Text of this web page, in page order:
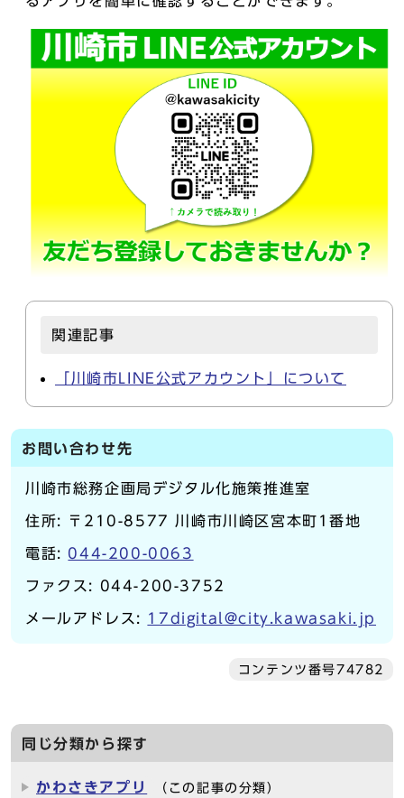
関連記事
「川崎市LINE公式アカウント」について
お問い合わせ先
川崎市総務企画局デジタル化施策推進室
住所: 〒210-8577 川崎市川崎区宮本町1番地
電話: 044-200-0063
ファクス: 044-200-3752
メールアドレス: 17digital@city.kawasaki.jp
コンテンツ番号74782
同じ分類から探す
かわさきアプリ （この記事の分類）